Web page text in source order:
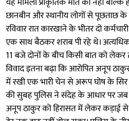
छानबीन और स्थानीय लोगों से पूछताछ
रविवार रात कारखाने के भीतर दो
एक साथ बैठकर शराब पी रहे थे।
11 बजे दोनों के बीच किसी बात को
विवाद इतना बढ़ा कि आरोपित अनूप
में रखी एक भारी चेन से अरूप घोष के सिर
की सुबह पुलिस ने संदेह के आधार पर जब
अनूप ठाकुर को हिरासत में लेकर कड़ाई से